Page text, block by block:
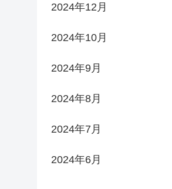
2024年12月
2024年10月
2024年9月
2024年8月
2024年7月
2024年6月